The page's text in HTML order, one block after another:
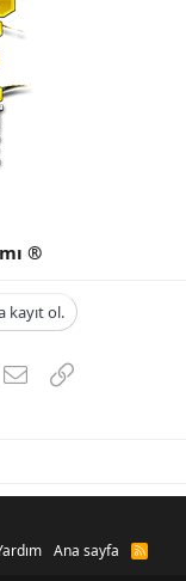
®
kayıt ol.
E-postaLink
Ana sayfa
R
S